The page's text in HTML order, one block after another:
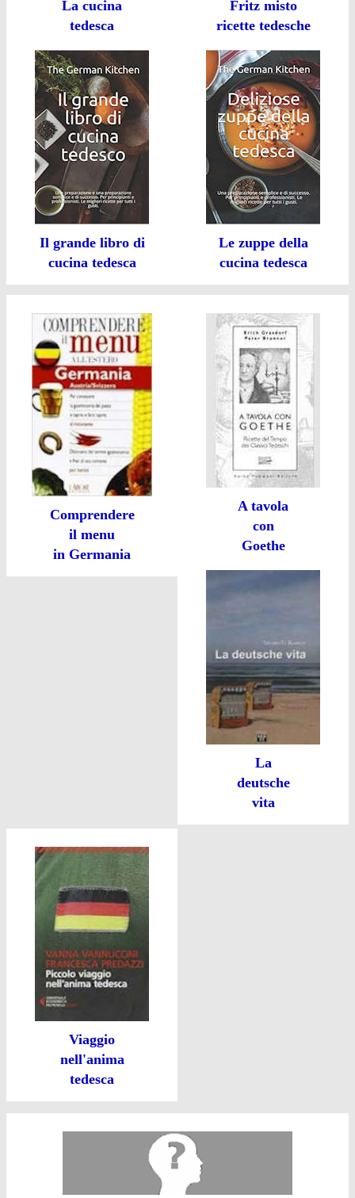
La cucina
tedesca
Fritz misto
ricette tedesche
Il grande libro di
cucina tedesca
Le zuppe della
cucina tedesca
Comprendere
il menu
in Germania
A tavola
con
Goethe
La
deutsche
vita
Viaggio
nell'anima
tedesca